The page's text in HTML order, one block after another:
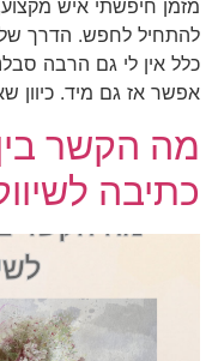
מזמן חיפשתי איש
להתחיל לחפש. הדרך
כלל אין לי גם הרבה
אפשר אז גם מיד. כיוון
מה הקשר בין
כתיבה